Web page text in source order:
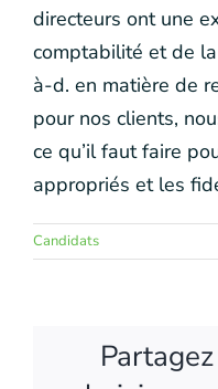
directeurs ont une
comptabilité et de
à-d. en matière de
pour nos clients,
ce qu’il faut faire
appropriés et les
Candidats